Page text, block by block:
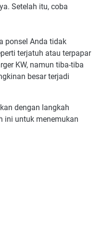
Setelah itu, coba
ponsel Anda tidak
terjatuh atau terpapar
KW, namun tiba-tiba
besar terjadi
dengan langkah
ini untuk menemukan